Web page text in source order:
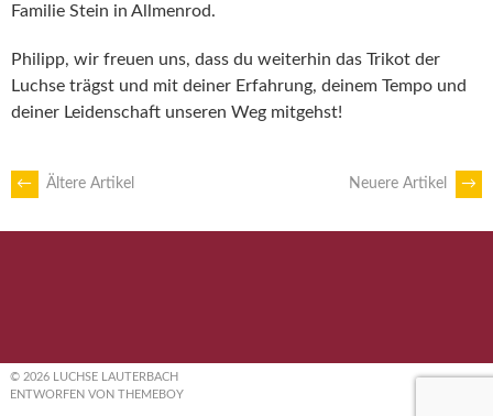
Familie Stein in Allmenrod.
Philipp, wir freuen uns, dass du weiterhin das Trikot der
Luchse trägst und mit deiner Erfahrung, deinem Tempo und
deiner Leidenschaft unseren Weg mitgehst!
BEITRAGSNAVIGATION
← Ältere Artikel Neuere Artikel →
© 2026 LUCHSE LAUTERBACH
ENTWORFEN VON THEMEBOY